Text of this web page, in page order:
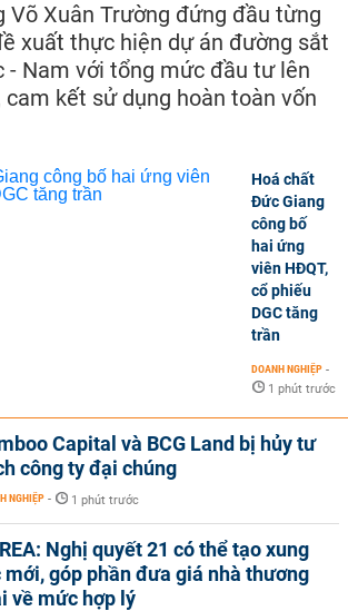
Võ Xuân Trường đứng đầu từng
xuất thực hiện dự án đường sắt
- Nam với tổng mức đầu tư lên
cam kết sử dụng hoàn toàn vốn
Hoá chất
Đức Giang
công bố
hai ứng
viên HĐQT,
cổ phiếu
DGC tăng
trần
DOANH NGHIỆP -
1 phút trước
Capital và BCG Land bị hủy tư
công ty đại chúng
NGHIỆP - 1 phút trước
Nghị quyết 21 có thể tạo xung
mới, góp phần đưa giá nhà thương
về mức hợp lý